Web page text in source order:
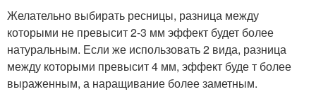
Желательно выбирать ресницы, разница между
которыми не превысит 2-3 мм эффект будет более
натуральным. Если же использовать 2 вида, разница
между которыми превысит 4 мм, эффект буде т более
выраженным, а наращивание более заметным.